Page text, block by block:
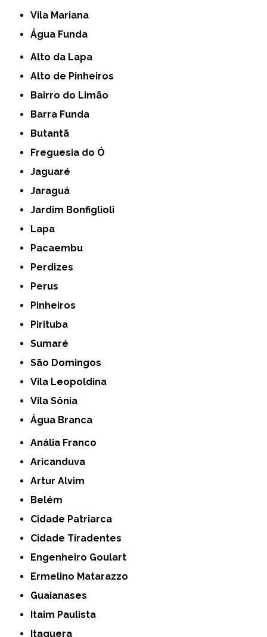
Vila Mariana
Água Funda
Alto da Lapa
Alto de Pinheiros
Bairro do Limão
Barra Funda
Butantã
Freguesia do Ó
Jaguaré
Jaraguá
Jardim Bonfiglioli
Lapa
Pacaembu
Perdizes
Perus
Pinheiros
Pirituba
Sumaré
São Domingos
Vila Leopoldina
Vila Sônia
Água Branca
Anália Franco
Aricanduva
Artur Alvim
Belém
Cidade Patriarca
Cidade Tiradentes
Engenheiro Goulart
Ermelino Matarazzo
Guaianases
Itaim Paulista
Itaquera